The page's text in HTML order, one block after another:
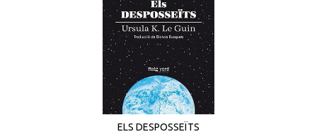
ELS DESPOSSEÏTS